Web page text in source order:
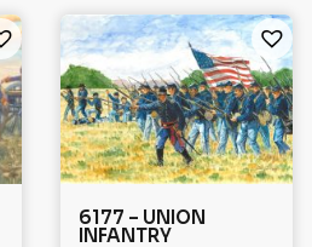
6177 – UNION
INFANTRY